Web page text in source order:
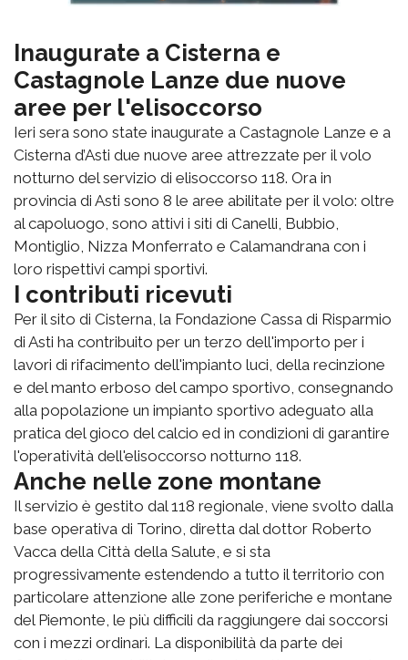
Inaugurate a Cisterna e
Castagnole Lanze due nuove
aree per l'elisoccorso
Ieri sera sono state inaugurate a Castagnole Lanze e a
Cisterna d’Asti due nuove aree attrezzate per il volo
notturno del servizio di elisoccorso 118. Ora in
provincia di Asti sono 8 le aree abilitate per il volo: oltre
al capoluogo, sono attivi i siti di Canelli, Bubbio,
Montiglio, Nizza Monferrato e Calamandrana con i
loro rispettivi campi sportivi.
I contributi ricevuti
Per il sito di Cisterna, la Fondazione Cassa di Risparmio
di Asti ha contribuito per un terzo dell'importo per i
lavori di rifacimento dell'impianto luci, della recinzione
e del manto erboso del campo sportivo, consegnando
alla popolazione un impianto sportivo adeguato alla
pratica del gioco del calcio ed in condizioni di garantire
l'operatività dell'elisoccorso notturno 118.
Anche nelle zone montane
Il servizio è gestito dal 118 regionale, viene svolto dalla
base operativa di Torino, diretta dal dottor Roberto
Vacca della Città della Salute, e si sta
progressivamente estendendo a tutto il territorio con
particolare attenzione alle zone periferiche e montane
del Piemonte, le più difficili da raggiungere dai soccorsi
con i mezzi ordinari. La disponibilità da parte dei